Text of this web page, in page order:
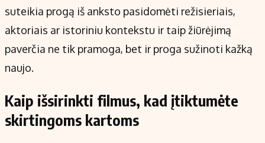
suteikia progą iš anksto pasidomėti režisieriais,
aktoriais ar istoriniu kontekstu ir taip žiūrėjimą
paverčia ne tik pramoga, bet ir proga sužinoti kažką
naujo.
Kaip išsirinkti filmus, kad įtiktumėte
skirtingoms kartoms